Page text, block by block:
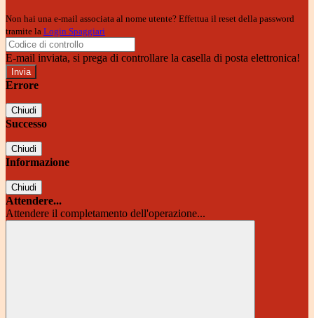
Non hai una e-mail associata al nome utente? Effettua il reset della password
tramite la Login Spaggiari
E-mail inviata, si prega di controllare la casella di posta elettronica!
Errore
Chiudi
Successo
Chiudi
Informazione
Chiudi
Attendere...
Attendere il completamento dell'operazione...